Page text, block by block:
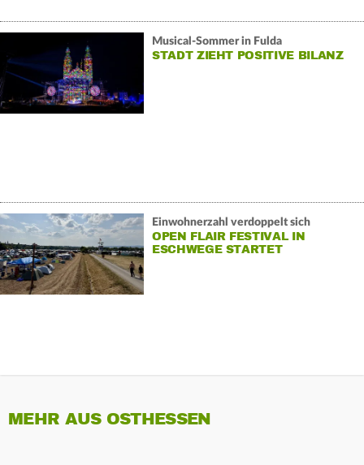
Musical-Sommer in Fulda
STADT ZIEHT POSITIVE BILANZ
Einwohnerzahl verdoppelt sich
OPEN FLAIR FESTIVAL IN
ESCHWEGE STARTET
MEHR AUS OSTHESSEN